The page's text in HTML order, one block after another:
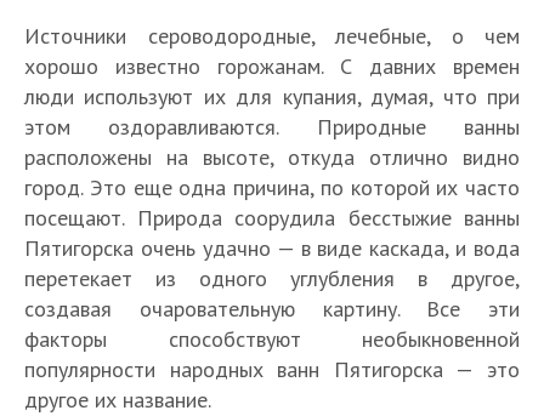
Источники сероводородные, лечебные, о чем
хорошо известно горожанам. С давних времен
люди используют их для купания, думая, что при
этом оздоравливаются. Природные ванны
расположены на высоте, откуда отлично видно
город. Это еще одна причина, по которой их часто
посещают. Природа соорудила бесстыжие ванны
Пятигорска очень удачно — в виде каскада, и вода
перетекает из одного углубления в другое,
создавая очаровательную картину. Все эти
факторы способствуют необыкновенной
популярности народных ванн Пятигорска — это
другое их название.